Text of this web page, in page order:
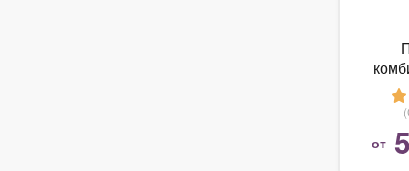
от